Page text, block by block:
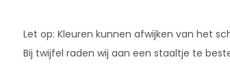
Let op: Kleuren kunnen afwijken van het
Bij twijfel raden wij aan een staaltje te